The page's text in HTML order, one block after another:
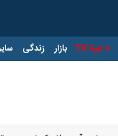
ایرنا TV بازار زندگی